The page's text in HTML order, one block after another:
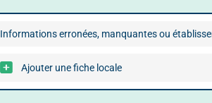
Informations erronées, manquantes ou
Ajouter une fiche locale